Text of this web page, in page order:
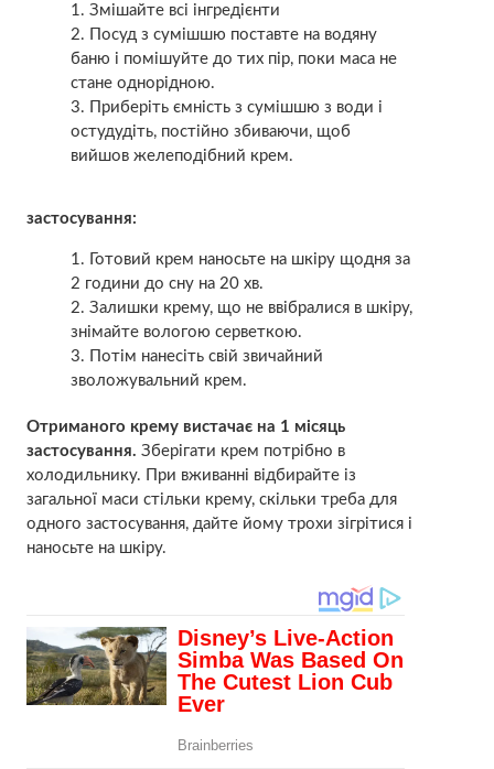
Змішайте всі інгредієнти
Посуд з сумішшю поставте на водяну
баню і помішуйте до тих пір, поки маса не
стане однорідною.
Приберіть ємність з сумішшю з води і
остудудіть, постійно збиваючи, щоб
вийшов желеподібний крем.
застосування:
Готовий крем наносьте на шкіру щодня за
2 години до сну на 20 хв.
Залишки крему, що не ввібралися в шкіру,
знімайте вологою серветкою.
Потім нанесіть свій звичайний
зволожувальний крем.
Отриманого крему вистачає на 1 місяць
застосування. Зберігати крем потрібно в
холодильнику. При вживанні відбирайте із
загальної маси стільки крему, скільки треба для
одного застосування, дайте йому трохи зігрітися і
наносьте на шкіру.